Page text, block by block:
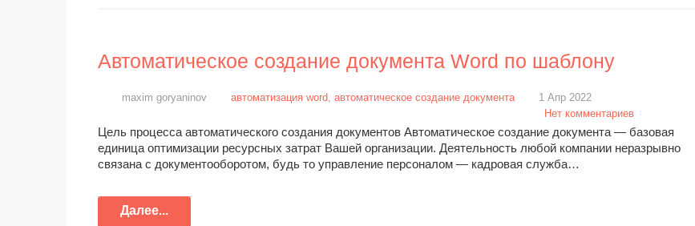
Автоматическое создание документа Word по шаблону
maxim goryaninov автоматизация word, автоматическое создание документа
1 Апр 2022
Нет комментариев
Цель процесса автоматического создания документов Автоматическое создание документа — базовая
единица оптимизации ресурсных затрат Вашей организации. Деятельность любой компании неразрывно
связана с документооборотом, будь то управление персоналом — кадровая служба…
Далее...